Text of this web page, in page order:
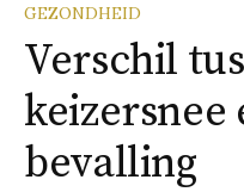
GEZONDHEID
Verschil
bevalling